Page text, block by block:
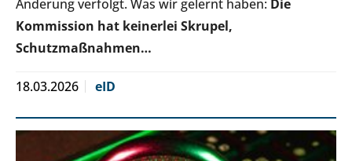
Änderung verfolgt. Was wir gelernt haben: Die
Kommission hat keinerlei Skrupel,
Schutzmaßnahmen…
18.03.2026 eID